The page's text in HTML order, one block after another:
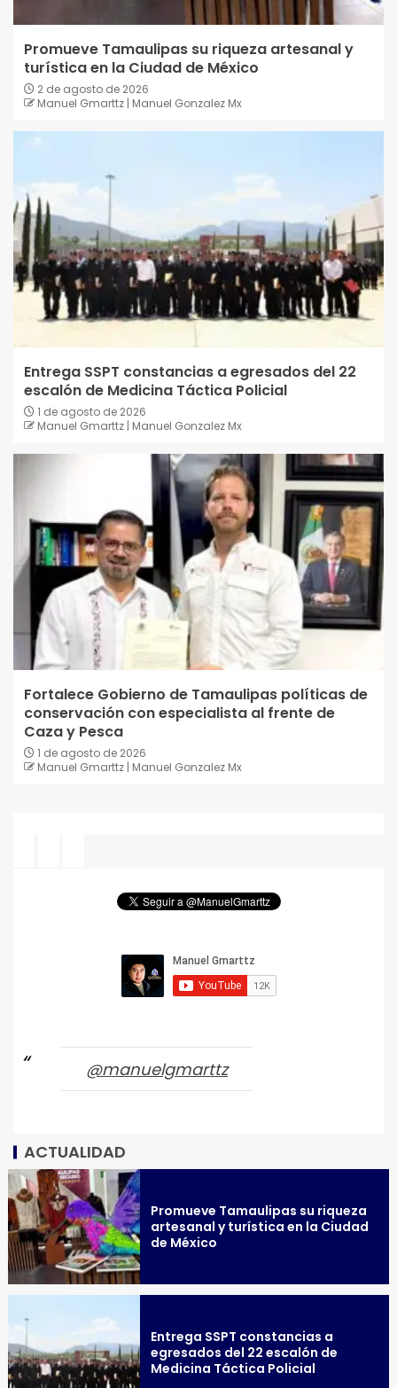
Promueve Tamaulipas su riqueza artesanal y
turística en la Ciudad de México
2 de agosto de 2026
Manuel Gmarttz | Manuel Gonzalez Mx
Entrega SSPT constancias a egresados del 22
escalón de Medicina Táctica Policial
1 de agosto de 2026
Manuel Gmarttz | Manuel Gonzalez Mx
Fortalece Gobierno de Tamaulipas políticas de
conservación con especialista al frente de
Caza y Pesca
1 de agosto de 2026
Manuel Gmarttz | Manuel Gonzalez Mx
@manuelgmarttz
ACTUALIDAD
Promueve Tamaulipas su riqueza
artesanal y turística en la Ciudad
de México
Entrega SSPT constancias a
egresados del 22 escalón de
Medicina Táctica Policial